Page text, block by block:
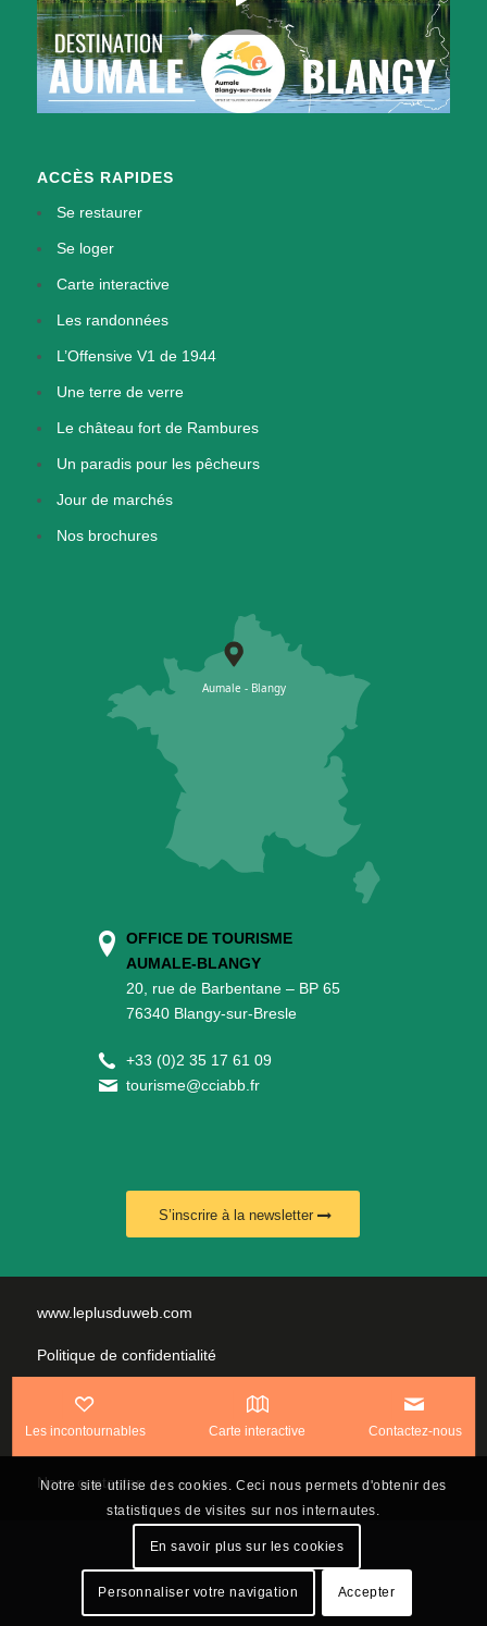
Les incontournables Carte interactive Contactez-nous
ACCÈS RAPIDES
Se restaurer
Se loger
Carte interactive
Les randonnées
L’Offensive V1 de 1944
Une terre de verre
Le château fort de Rambures
Un paradis pour les pêcheurs
Jour de marchés
Nos brochures
OFFICE DE TOURISME
AUMALE-BLANGY
20, rue de Barbentane – BP 65
76340 Blangy-sur-Bresle
+33 (0)2 35 17 61 09
tourisme@cciabb.fr
S’inscrire à la newsletter
www.leplusduweb.com
Politique de confidentialité
Plan du site
Mentions légales
Nous contacter
Notre site utilise des cookies. Ceci nous permets d'obtenir des
statistiques de visites sur nos internautes.
En savoir plus sur les cookies
Personnaliser votre navigation Accepter